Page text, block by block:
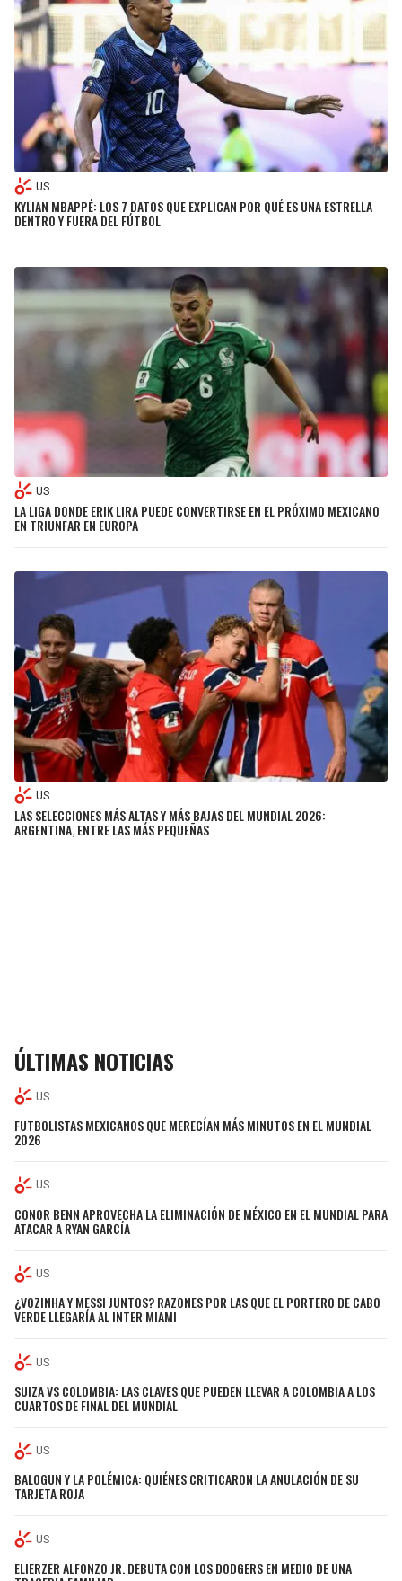
US
KYLIAN MBAPPÉ: LOS 7 DATOS QUE EXPLICAN POR QUÉ ES UNA ESTRELLA
DENTRO Y FUERA DEL FÚTBOL
US
LA LIGA DONDE ERIK LIRA PUEDE CONVERTIRSE EN EL PRÓXIMO MEXICANO
EN TRIUNFAR EN EUROPA
US
LAS SELECCIONES MÁS ALTAS Y MÁS BAJAS DEL MUNDIAL 2026:
ARGENTINA, ENTRE LAS MÁS PEQUEÑAS
ÚLTIMAS NOTICIAS
US
FUTBOLISTAS MEXICANOS QUE MERECÍAN MÁS MINUTOS EN EL MUNDIAL
2026
US
CONOR BENN APROVECHA LA ELIMINACIÓN DE MÉXICO EN EL MUNDIAL PARA
ATACAR A RYAN GARCÍA
US
¿VOZINHA Y MESSI JUNTOS? RAZONES POR LAS QUE EL PORTERO DE CABO
VERDE LLEGARÍA AL INTER MIAMI
US
SUIZA VS COLOMBIA: LAS CLAVES QUE PUEDEN LLEVAR A COLOMBIA A LOS
CUARTOS DE FINAL DEL MUNDIAL
US
BALOGUN Y LA POLÉMICA: QUIÉNES CRITICARON LA ANULACIÓN DE SU
TARJETA ROJA
US
ELIERZER ALFONZO JR. DEBUTA CON LOS DODGERS EN MEDIO DE UNA